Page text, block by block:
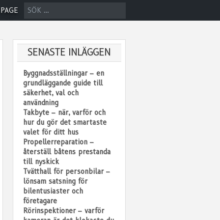
SÖK
SENASTE INLÄGGEN
Byggnadsställningar – en
grundläggande guide till
säkerhet, val och
användning
Takbyte – när, varför och
hur du gör det smartaste
valet för ditt hus
Propellerreparation –
återställ båtens prestanda
till nyskick
Tvätthall för personbilar –
lönsam satsning för
bilentusiaster och
företagare
Rörinspektioner – varför